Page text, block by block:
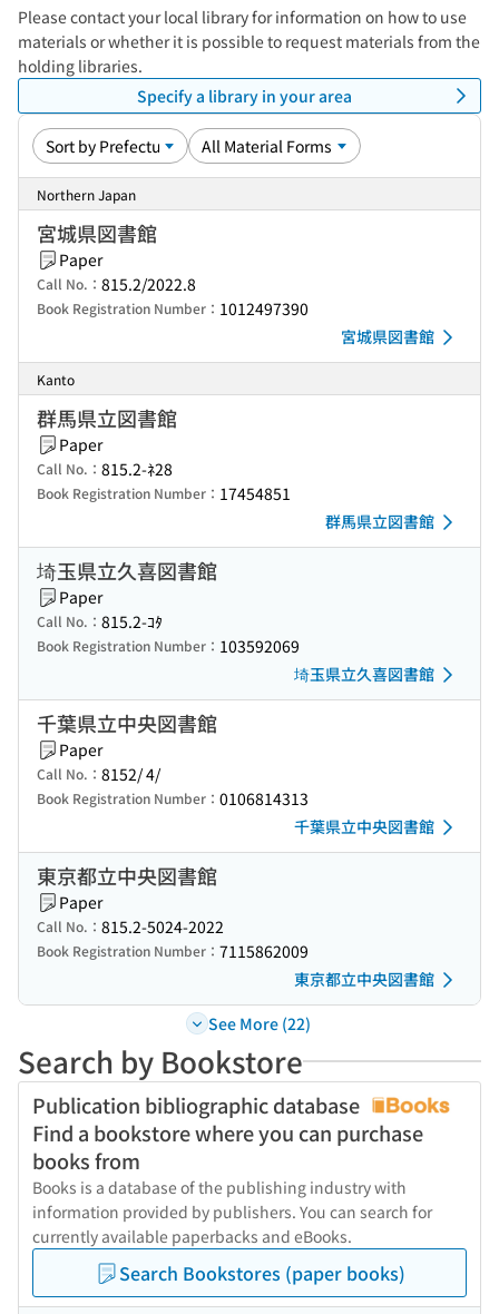
Please contact your local library for information on how to use
materials or whether it is possible to request materials from the
holding libraries.
Specify a library in your area
Northern Japan
宮城県図書館
Paper
Call No.： 815.2/2022.8
Book Registration Number： 1012497390
宮城県図書館
Kanto
群馬県立図書館
Paper
Call No.： 815.2-ﾈ28
Book Registration Number： 17454851
群馬県立図書館
埼玉県立久喜図書館
Paper
Call No.： 815.2-ｺﾀ
Book Registration Number： 103592069
埼玉県立久喜図書館
千葉県立中央図書館
Paper
Call No.： 8152/ 4/
Book Registration Number： 0106814313
千葉県立中央図書館
東京都立中央図書館
Paper
Call No.： 815.2-5024-2022
Book Registration Number： 7115862009
東京都立中央図書館
See More (22)
Search by Bookstore
Publication bibliographic database
Find a bookstore where you can purchase
books from
Books is a database of the publishing industry with
information provided by publishers. You can search for
currently available paperbacks and eBooks.
Search Bookstores (paper books)